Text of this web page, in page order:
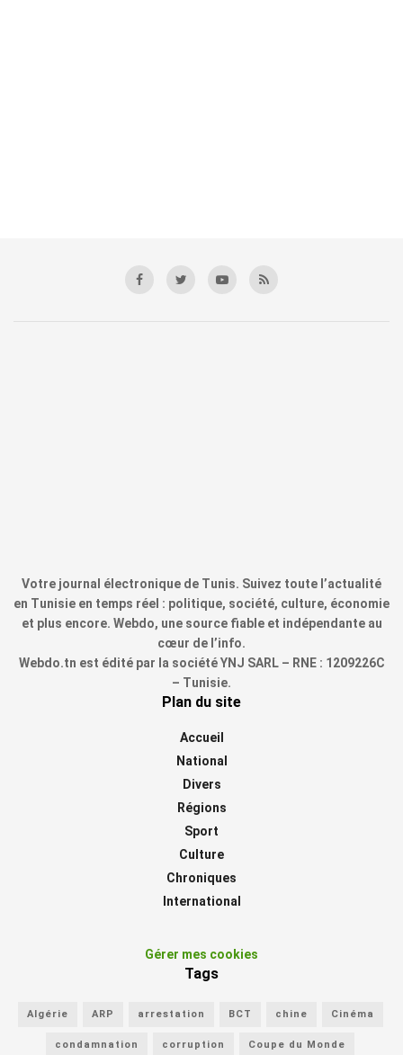
Votre journal électronique de Tunis. Suivez toute l’actualité
en Tunisie en temps réel : politique, société, culture, économie
et plus encore. Webdo, une source fiable et indépendante au
cœur de l’info.
Webdo.tn est édité par la société YNJ SARL – RNE : 1209226C
– Tunisie.
Plan du site
Accueil
National
Divers
Régions
Sport
Culture
Chroniques
International
Gérer mes cookies
Tags
Algérie ARP arrestation BCT chine Cinéma
condamnation corruption Coupe du Monde